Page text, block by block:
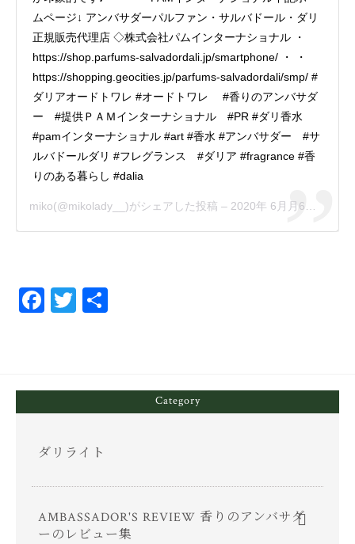
ムページ↓ アンバサダーパルファン・サルバドール・ダリ
正規販売代理店 ◇株式会社パムインターナショナル ・
https://shop.parfums-salvadordali.jp/smartphone/ ・ ・
https://shopping.geocities.jp/parfums-salvadordali/smp/ #
ダリアオードトワレ #オードトワレ #香りのアンバサダ
ー #提供ＰＡＭインターナショナル #PR #ダリ香水
#pamインターナショナル #art #香水 #アンバサダー #サ
ルバドールダリ #フレグランス #ダリア #fragrance #香
りのある暮らし #dalia
miko(@mikolady__)がシェアした投稿 – 2020年 6月月6日午前7時43分PDT
Fa T
Category
ダリライト
AMBASSADOR'S REVIEW 香りのアンバサダ
ーのレビュー集